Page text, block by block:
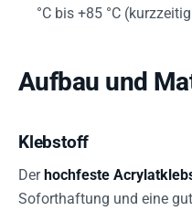
°C bis +85 °C
Aufbau und
Klebstoff
Derhochfeste
Soforthaftung und eine